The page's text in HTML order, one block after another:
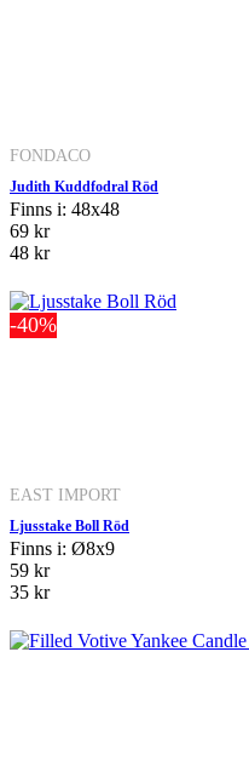
FONDACO
Judith Kuddfodral Röd
Finns i: 48x48
69 kr
48 kr
-40%
EAST IMPORT
Ljusstake Boll Röd
Finns i: Ø8x9
59 kr
35 kr